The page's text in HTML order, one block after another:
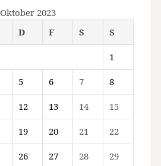
Oktober 2023
D F S S
1
5 6 7 8
12 13 14 15
19 20 21 22
26 27 28 29